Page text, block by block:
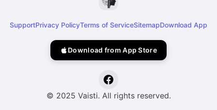
SupportPrivacy PolicyTerms of ServiceSitemapDownload App
Download from App Store
© 2025 Vaisti. All rights reserved.